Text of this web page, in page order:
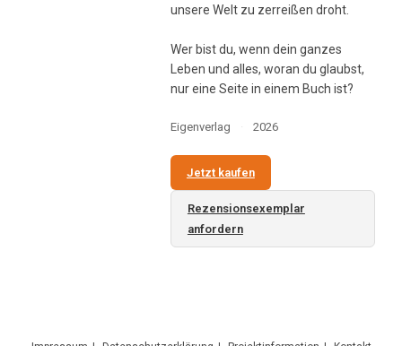
unsere Welt zu zerreißen droht.
Wer bist du, wenn dein ganzes
Leben und alles, woran du glaubst,
nur eine Seite in einem Buch ist?
Eigenverlag · 2026
Jetzt kaufen
Rezensionsexemplar
anfordern